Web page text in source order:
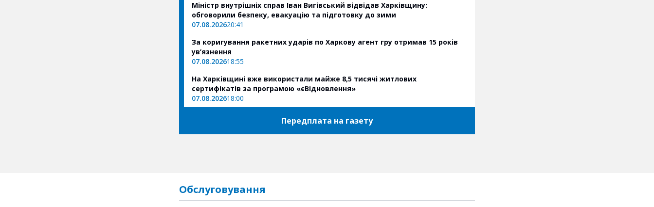
Міністр внутрішніх справ Іван Вигівський відвідав Харківщину:
обговорили безпеку, евакуацію та підготовку до зими
07.08.202620:41
За коригування ракетних ударів по Харкову агент гру отримав 15 років
ув’язнення
07.08.202618:55
На Харківщині вже використали майже 8,5 тисячі житлових
сертифікатів за програмою «єВідновлення»
07.08.202618:00
Передплата на газету
Обслуговування